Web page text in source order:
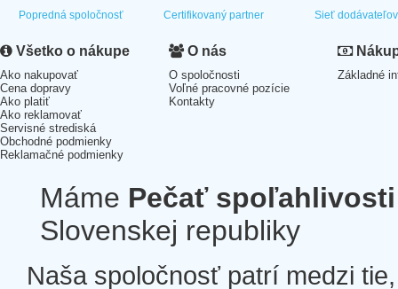
Popredná spoločnosť Certifikovaný partner Sieť dodávateľov
Všetko o nákupe
Ako nakupovať
Cena dopravy
Ako platiť
Ako reklamovať
Servisné strediská
Obchodné podmienky
Reklamačné podmienky
O nás
O spoločnosti
Voľné pracovné pozície
Kontakty
Základné
Máme Pečať spoľahlivosti
Slovenskej republiky
Naša spoločnosť patrí medzi